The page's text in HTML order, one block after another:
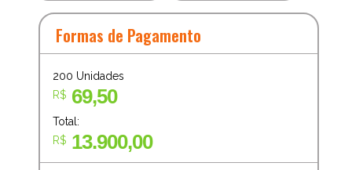
Formas de Pagamento
200 Unidades
R$ 69,50
Total:
R$ 13.900,00